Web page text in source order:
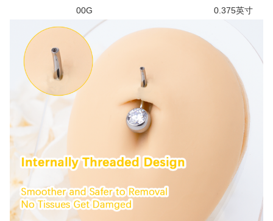
00G
0.375英寸